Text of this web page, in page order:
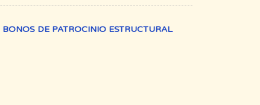
BONOS DE PATROCINIO ESTRUCTURAL.